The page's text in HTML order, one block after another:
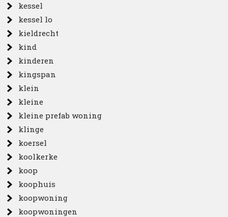
kessel
kessel lo
kieldrecht
kind
kinderen
kingspan
klein
kleine
kleine prefab woning
klinge
koersel
koolkerke
koop
koophuis
koopwoning
koopwoningen